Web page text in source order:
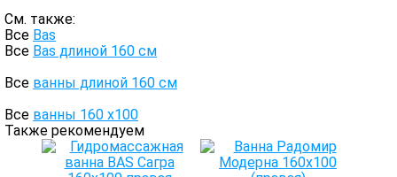
См. также:
Все Bas
Все Bas длиной 160 см
Все ванны длиной 160 см
Все ванны 160 х100
Также рекомендуем